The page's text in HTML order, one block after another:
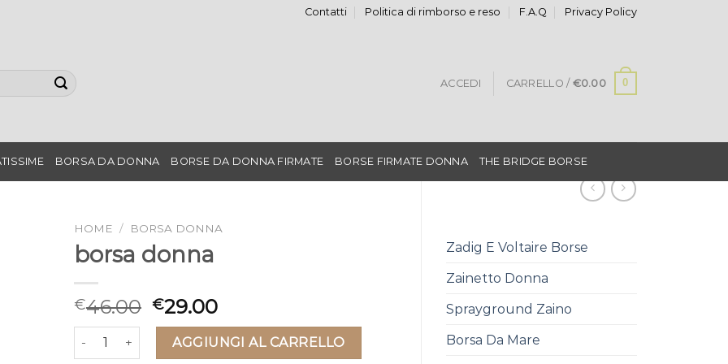
Contatti Politica di rimborso e reso F.A.Q Privacy Policy
ACCEDI CARRELLO / €0.00 0
BORSA DA DONNA BORSE DA DONNA FIRMATE BORSE FIRMATE DONNA THE BRIDGE BORSE
Zadig E Voltaire Borse
Zainetto Donna
Sprayground Zaino
Borsa Da Mare
HOME / BORSA DONNA
borsa donna
€46.00 €29.00
borsa donna quantitàAGGIUNGI AL CARRELLO